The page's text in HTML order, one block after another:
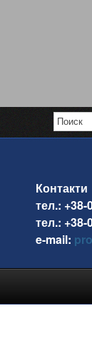
Контакти
тел.: +38-
тел.: +38-
e-mail: